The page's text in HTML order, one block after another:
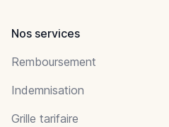
Nos services
Remboursement
Indemnisation
Grille tarifaire